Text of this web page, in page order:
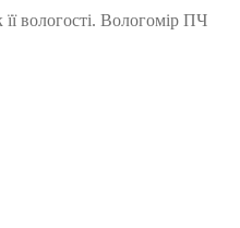
вологості. Вологомір ПЧ